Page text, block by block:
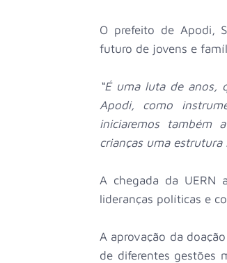
O prefeito de Apodi,
futuro de jovens e
“É uma luta de anos,
Apodi, como
iniciaremos também
crianças uma estrutura
A chegada da UERN
lideranças políticas e
A aprovação da
de diferentes gestões